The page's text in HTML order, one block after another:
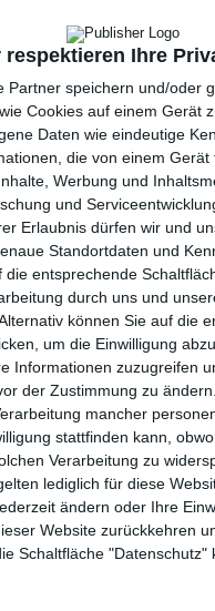
respektieren Ihre
Partner speichern und/oder
Cookies auf einem Gerät
Daten wie eindeutige
die von einem
Werbung und
und
Erlaubnis dürfen wir und
Standortdaten und
die entsprechende
durch uns und
können Sie auf die
um die Einwilligung
Informationen zuzugreifen
der Zustimmung zu ändern.
mancher
stattfinden kann,
Verarbeitung zu
lediglich für diese
ändern oder Ihre
Website zurückkehren
Schaltfläche "Datenschutz"
im
Zu den
Diele